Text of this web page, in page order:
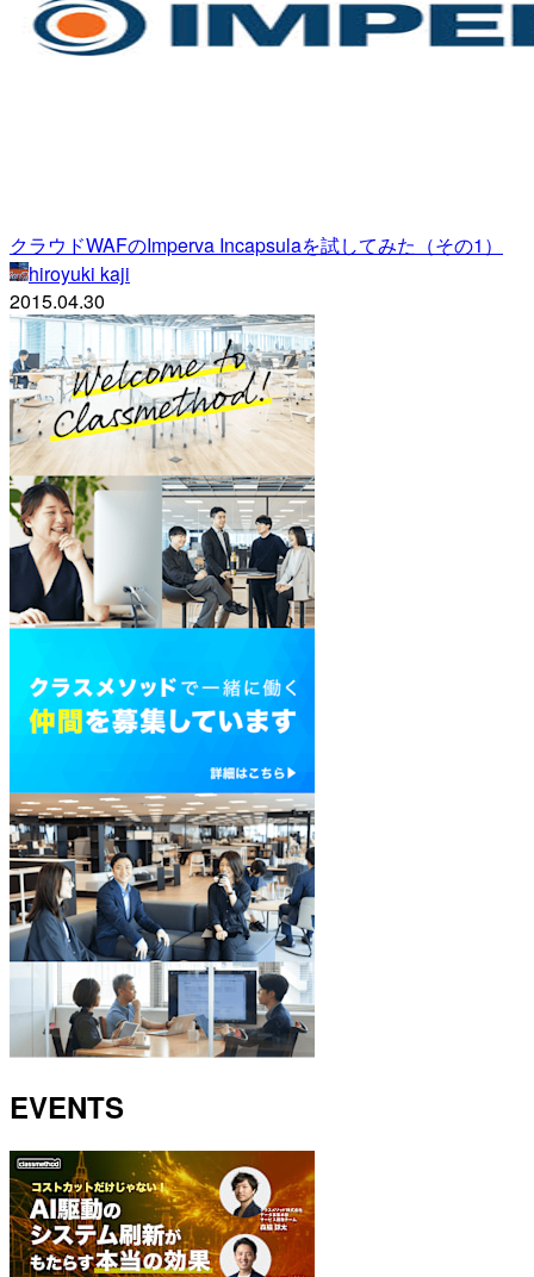
クラウドWAFのImperva Incapsulaを試してみた（その1）
hiroyuki kaji
2015.04.30
EVENTS